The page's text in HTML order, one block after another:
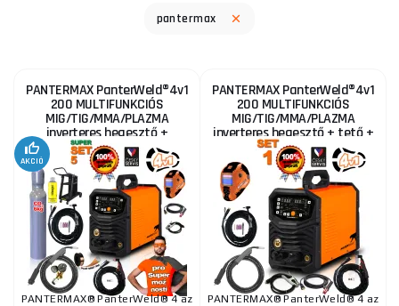
MIG/TIG/MMA SET5
PANTERMAX® MIG230DP inverteres hegesztő
MIG/TIG/MMA SET6
RAKTÁRON a szállítónál
MEGVENNI 318 365 Ft
pantermax
PANTERMAX PanterWeld®4v1
200 MULTIFUNKCIÓS
MIG/TIG/MMA/PLAZMA
inverteres hegesztő +
burkolat + piros. Szelep +
huzal...
AKCIÓ
PANTERMAX® PanterWeld® 4 az
PANTERMAX PanterWeld®4v1
200 MULTIFUNKCIÓS
MIG/TIG/MMA/PLAZMA
inverteres hegesztő + tető +
lámpák + kábelek +
elektróda...
PANTERMAX® PanterWeld® 4 az